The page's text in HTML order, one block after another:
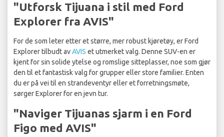
"Utforsk Tijuana i stil med Ford
Explorer fra AVIS"
For de som leter etter et større, mer robust kjøretøy, er Ford
Explorer tilbudt avAVIS et utmerket valg. Denne SUV-en er
kjent for sin solide ytelse og romslige sitteplasser, noe som gjør
den til et fantastisk valg for grupper eller store familier. Enten
du er på vei til en strandeventyr eller et forretningsmøte,
sørger Explorer for en jevn tur.
"Naviger Tijuanas sjarm i en Ford
Figo med AVIS"